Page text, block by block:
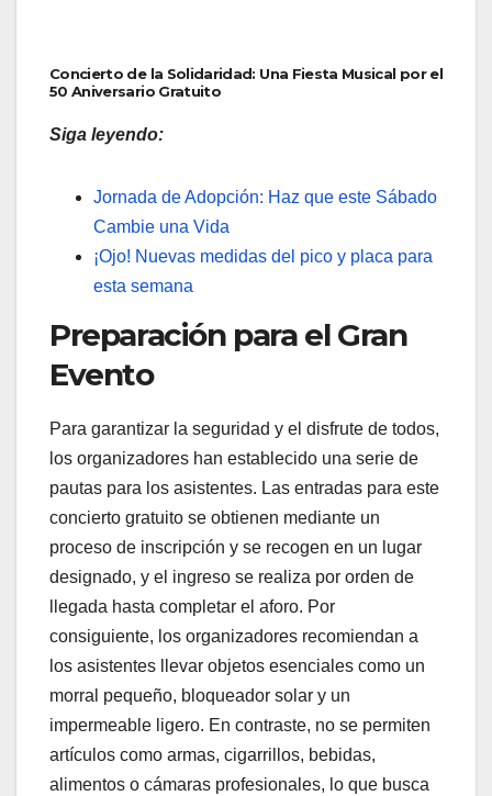
Concierto de la Solidaridad: Una Fiesta Musical por el
50 Aniversario Gratuito
Siga leyendo:
Jornada de Adopción: Haz que este Sábado
Cambie una Vida
¡Ojo! Nuevas medidas del pico y placa para
esta semana
Preparación para el Gran
Evento
Para garantizar la seguridad y el disfrute de todos,
los organizadores han establecido una serie de
pautas para los asistentes. Las entradas para este
concierto gratuito se obtienen mediante un
proceso de inscripción y se recogen en un lugar
designado, y el ingreso se realiza por orden de
llegada hasta completar el aforo. Por
consiguiente, los organizadores recomiendan a
los asistentes llevar objetos esenciales como un
morral pequeño, bloqueador solar y un
impermeable ligero. En contraste, no se permiten
artículos como armas, cigarrillos, bebidas,
alimentos o cámaras profesionales, lo que busca